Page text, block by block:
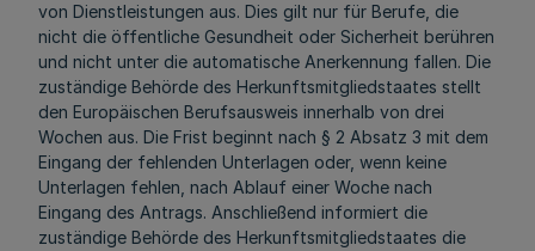
von Dienstleistungen aus. Dies gilt nur für Berufe, die
nicht die öffentliche Gesundheit oder Sicherheit berühren
und nicht unter die automatische Anerkennung fallen. Die
zuständige Behörde des Herkunftsmitgliedstaates stellt
den Europäischen Berufsausweis innerhalb von drei
Wochen aus. Die Frist beginnt nach § 2 Absatz 3 mit dem
Eingang der fehlenden Unterlagen oder, wenn keine
Unterlagen fehlen, nach Ablauf einer Woche nach
Eingang des Antrags. Anschließend informiert die
zuständige Behörde des Herkunftsmitgliedstaates die